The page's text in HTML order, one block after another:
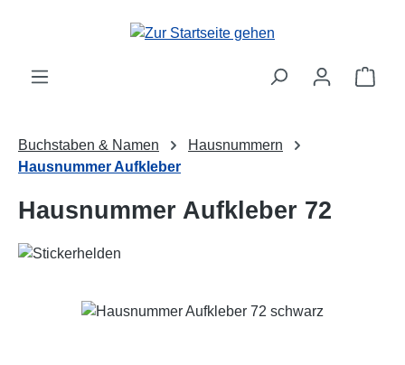
Zum Hauptinhalt springen
Buchstaben & Namen
Hausnummern
Hausnummer Aufkleber
Hausnummer Aufkleber 72
Bildergalerie überspringen